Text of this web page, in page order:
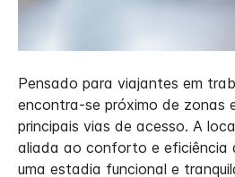
Pensado para viajantes em
encontra-se próximo de zonas
principais vias de acesso. A
aliada ao conforto e eficiência
uma estadia funcional e